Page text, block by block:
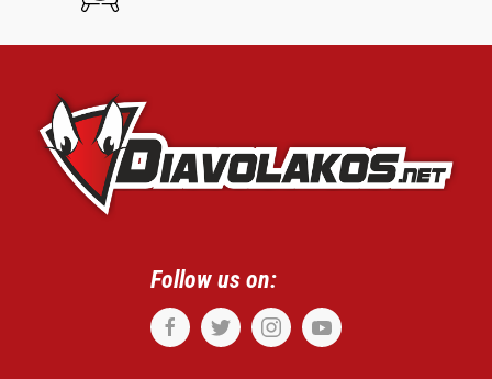
Follow us on: